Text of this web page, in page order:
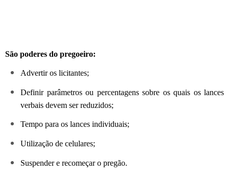
São poderes do pregoeiro:
Advertir os licitantes;
Definir parâmetros ou percentagens sobre os quais os lances
verbais devem ser reduzidos;
Tempo para os lances individuais;
Utilização de celulares;
Suspender e recomeçar o pregão.